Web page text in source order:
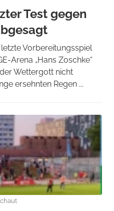
Test gegen
Vorbereitungsspiel
Arena „Hans Zoschke“
Wettergott nicht
ersehnten Regen ...